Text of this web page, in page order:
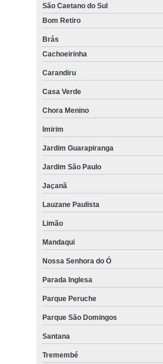
São Caetano do Sul
Bom Retiro
Brás
Cachoeirinha
Carandiru
Casa Verde
Chora Menino
Imirim
Jardim Guarapiranga
Jardim São Paulo
Jaçanã
Lauzane Paulista
Limão
Mandaqui
Nossa Senhora do Ó
Parada Inglesa
Parque Peruche
Parque São Domingos
Santana
Tremembé